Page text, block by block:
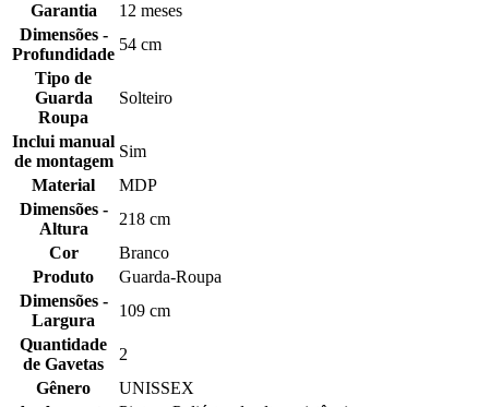
Garantia
12 meses
Dimensões -
Profundidade
54 cm
Tipo de
Guarda
Roupa
Solteiro
Inclui manual
de montagem
Sim
Material
MDP
Dimensões -
Altura
218 cm
Cor
Branco
Produto
Guarda-Roupa
Dimensões -
Largura
109 cm
Quantidade
de Gavetas
2
Gênero
UNISSEX